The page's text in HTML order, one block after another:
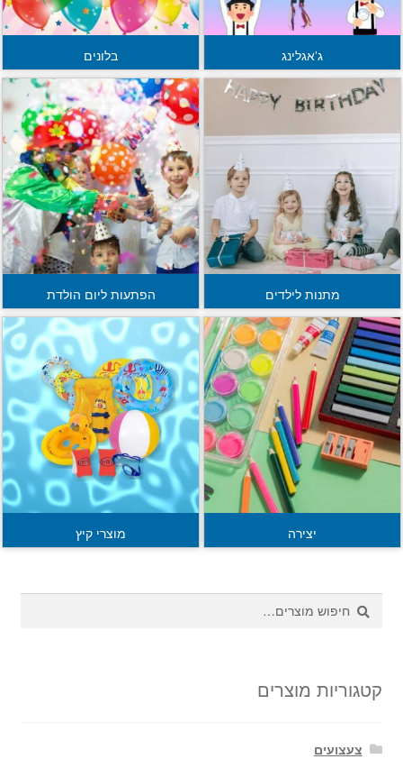
ג'אגלינג בלונים
מתנות לילדים הפתעות ליום הולדת
יצירה מוצרי קיץ
חיפוש
עבור:
חיפוש
קטגוריות מוצרים
צעצועים